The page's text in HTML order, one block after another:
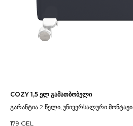
COZY 1,5 ელ გამათბობელი
გარანტია 2 წელი, უნივერსალური მონტაჟი
179 GEL